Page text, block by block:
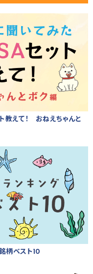
えて！ おねえちゃんと
柄ベスト10